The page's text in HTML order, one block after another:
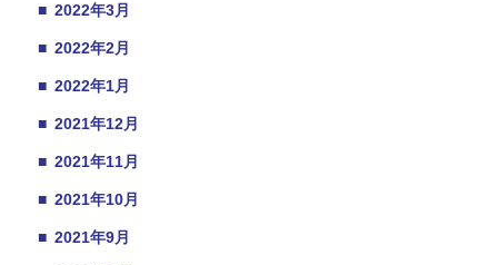
■ 2022年3月
■ 2022年2月
■ 2022年1月
■ 2021年12月
■ 2021年11月
■ 2021年10月
■ 2021年9月